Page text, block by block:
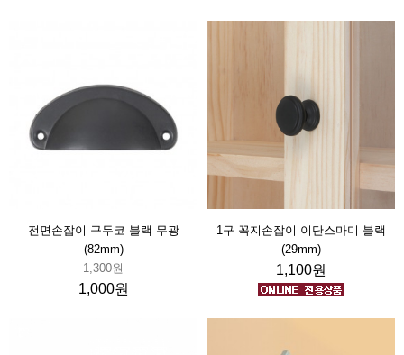
전면손잡이 구두코 블랙 무광
(82mm)
1,300원
1,000원
1구 꼭지손잡이 이단스마미 블랙
(29mm)
1,100원